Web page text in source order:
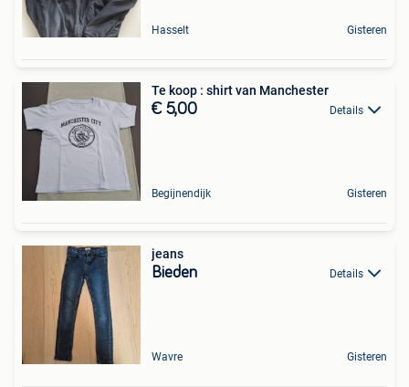
Hasselt Gisteren
Te koop : shirt van Manchester
€ 5,00 Details
Begijnendijk Gisteren
jeans
Bieden Details
Wavre Gisteren